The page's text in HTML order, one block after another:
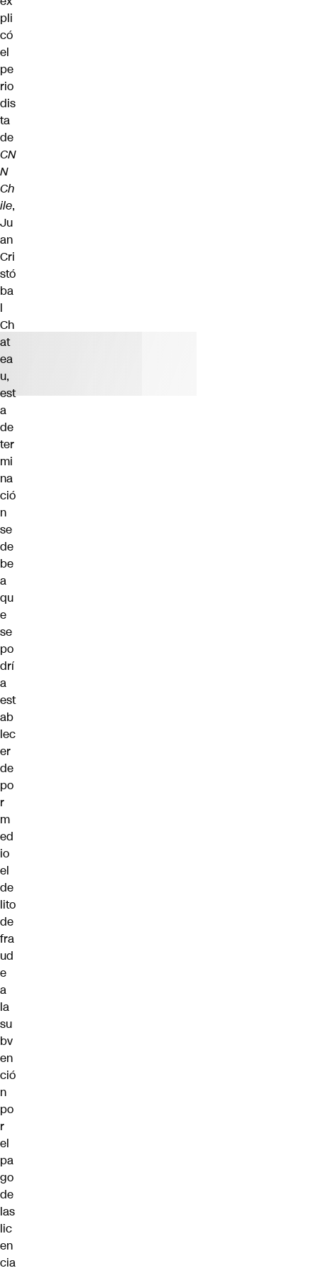
pli
có
el
pe
rio
dis
ta
de
CN
N
Ch
ile,
Ju
an
Cri
stó
ba
l
Ch
at
ea
u,
est
a
de
ter
mi
na
ció
n
se
de
be
a
qu
e
se
po
drí
a
est
ab
lec
er
de
po
r
m
ed
io
el
de
lito
de
fra
ud
e
a
la
su
bv
en
ció
n
po
r
el
pa
go
de
las
lic
en
cia